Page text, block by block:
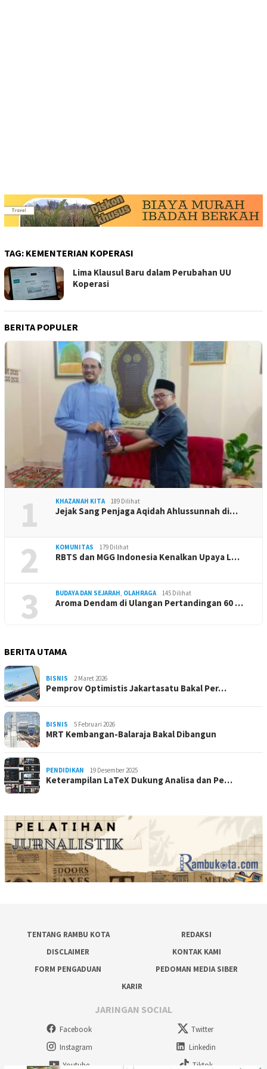
TAG: KEMENTERIAN KOPERASI
Lima Klausul Baru dalam Perubahan UU
Koperasi
BERITA POPULER
1 KHAZANAH KITA 189 Dilihat
Jejak Sang Penjaga Aqidah Ahlussunnah di…
2 KOMUNITAS 179 Dilihat
RBTS dan MGG Indonesia Kenalkan Upaya L…
3 BUDAYA DAN SEJARAH, OLAHRAGA 145 Dilihat
Aroma Dendam di Ulangan Pertandingan 60 …
BERITA UTAMA
BISNIS 2 Maret 2026
Pemprov Optimistis Jakartasatu Bakal Per…
BISNIS 5 Februari 2026
MRT Kembangan-Balaraja Bakal Dibangun
PENDIDIKAN 19 Desember 2025
Keterampilan LaTeX Dukung Analisa dan Pe…
TENTANG RAMBU KOTA
REDAKSI
DISCLAIMER
KONTAK KAMI
FORM PENGADUAN
PEDOMAN MEDIA SIBER
KARIR
JARINGAN SOCIAL
Facebook
Twitter
Instagram
Linkedin
Youtube
Tiktok